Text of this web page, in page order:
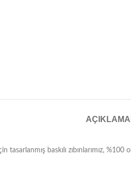
AÇIKLAMA
için tasarlanmış baskılı zıbınlarımız,